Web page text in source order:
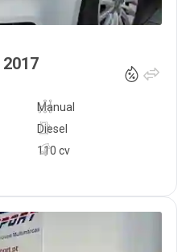
2017
Manual
110 cv
Diesel